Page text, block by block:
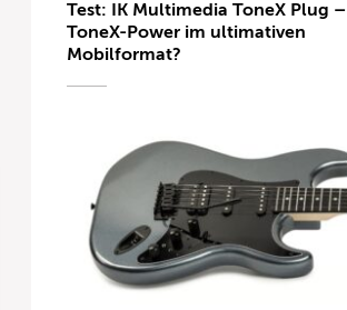
Test: IK Multimedia ToneX Plug –
ToneX-Power im ultimativen
Mobilformat?